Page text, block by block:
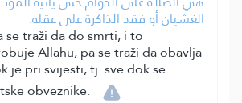
الغشيان أو فقد الذاكرة على عقله.
se traži da do smrti, i to
Allahu, pa se traži da obavlja
je pri svijesti, tj. sve dok se
obveznike.